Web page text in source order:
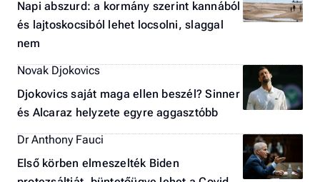
Napi abszurd: a kormány szerint kannából
és lajtoskocsiból lehet locsolni, slaggal
nem
Novak Djokovics
Djokovics saját maga ellen beszél? Sinner
és Alcaraz helyzete egyre aggasztóbb
Dr Anthony Fauci
Első körben elmeszelték Biden